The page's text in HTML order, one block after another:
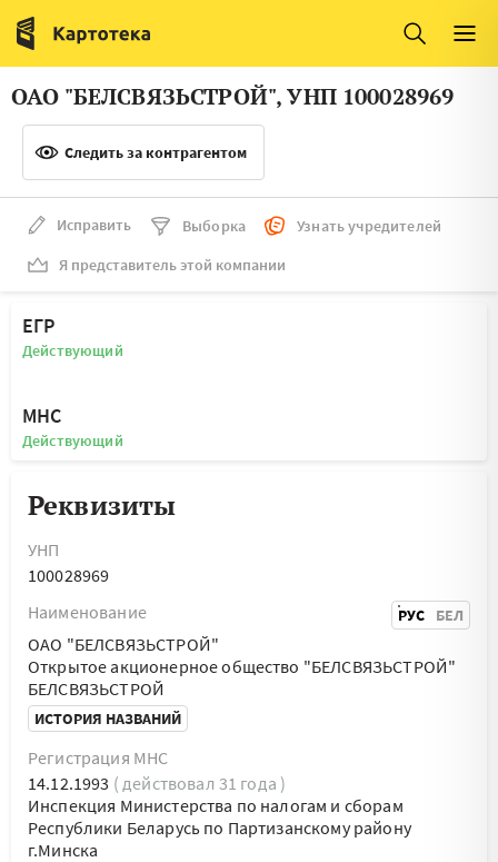
Италия
Люксембург
Литва
Нидерланды
ОАО "БЕЛСВЯЗЬСТРОЙ", УНП 100028969
Следить за контрагентом
Исправить Выборка
Узнать учредителей
Я представитель этой компании
ЕГР
Действующий
МНС
Действующий
Реквизиты
УНП
100028969
Наименование
РУС БЕЛ
ОАО "БЕЛСВЯЗЬСТРОЙ"
Открытое акционерное общество "БЕЛСВЯЗЬСТРОЙ"
БЕЛСВЯЗЬСТРОЙ
ИСТОРИЯ НАЗВАНИЙ
Регистрация МНС
14.12.1993 ( действовал 31 года )
Инспекция Министерства по налогам и сборам
Республики Беларусь по Партизанскому району
г.Минска